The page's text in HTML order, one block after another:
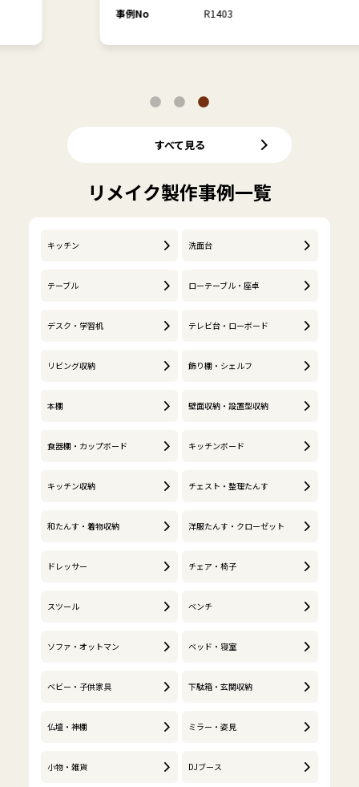
R1403
すべて見る
リメイク製作事例一覧
キッチン 洗面台
テーブル ローテーブル・座卓
デスク・学習机 テレビ台・ローボード
リビング収納 飾り棚・シェルフ
本棚 壁面収納・設置型収納
食器棚・カップボード キッチンボード
キッチン収納 チェスト・整理たんす
和たんす・着物収納 洋服たんす・クローゼット
ドレッサー チェア・椅子
スツール ベンチ
ソファ・オットマン ベッド・寝室
ベビー・子供家具 下駄箱・玄関収納
仏壇・神棚 ミラー・姿見
小物・雑貨 DJブース